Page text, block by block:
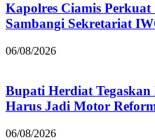
Kapolres Ciamis Perkuat
Sambangi Sekretariat
06/08/2026
Bupati Herdiat
Harus Jadi Motor
06/08/2026